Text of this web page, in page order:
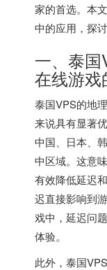
家的首选。本
中的应用，探
一、泰国
在线游戏
泰国VPS的地
来说具有显著
中国、日本、
中区域。这意
有效降低延迟
迟直接影响到
戏中，延迟问
体验。
此外，泰国